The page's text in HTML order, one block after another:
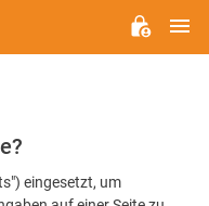
eingesetzt, um